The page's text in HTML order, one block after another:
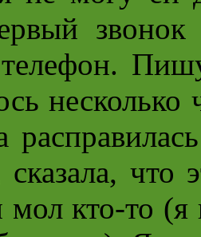
телефон.
несколько
сказала,
мол кто-то